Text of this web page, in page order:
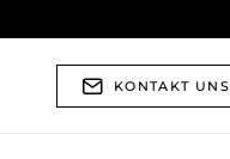
KONTAKT UNS